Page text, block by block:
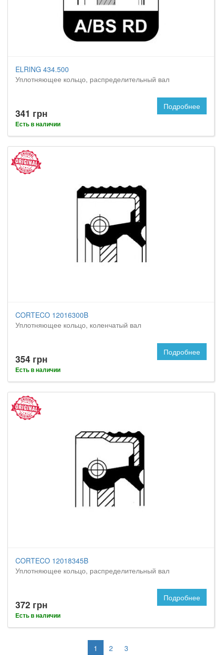
ELRING 434.500
Уплотняющее кольцо, распределительный вал
341 грн
Есть в наличии
Подробнее
CORTECO 12016300B
Уплотняющее кольцо, коленчатый вал
354 грн
Есть в наличии
Подробнее
CORTECO 12018345B
Уплотняющее кольцо, распределительный вал
372 грн
Есть в наличии
Подробнее
1 2 3